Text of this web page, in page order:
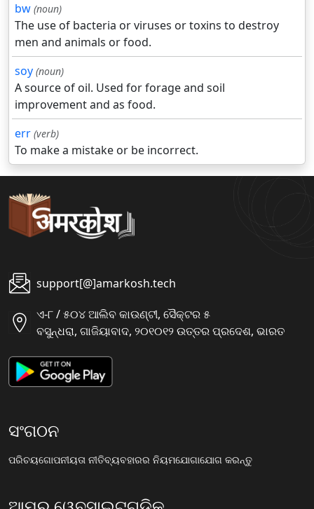
bw (noun)
The use of bacteria or viruses or toxins to destroy
men and animals or food.
soy (noun)
A source of oil. Used for forage and soil
improvement and as food.
err (verb)
To make a mistake or be incorrect.
support[@]amarkosh.tech
ଏ-୮ / ୫୦୪ ଆଲିବ କାଉଣ୍ଟୀ, ସୈକ୍ଟର ୫
ବସୁନ୍ଧରା, ଗାଜିୟାବାଦ, ୨୦୧୦୧୨ ଉତ୍ତର ପ୍ରଦେଶ, ଭାରତ
ସଂଗଠନ
ପରିଚୟଗୋପନୀୟତା ନୀତିବ୍ୟବହାରର ନିୟମଯୋଗାଯୋଗ କରନ୍ତୁ